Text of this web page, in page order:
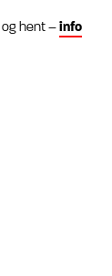
og hent –info